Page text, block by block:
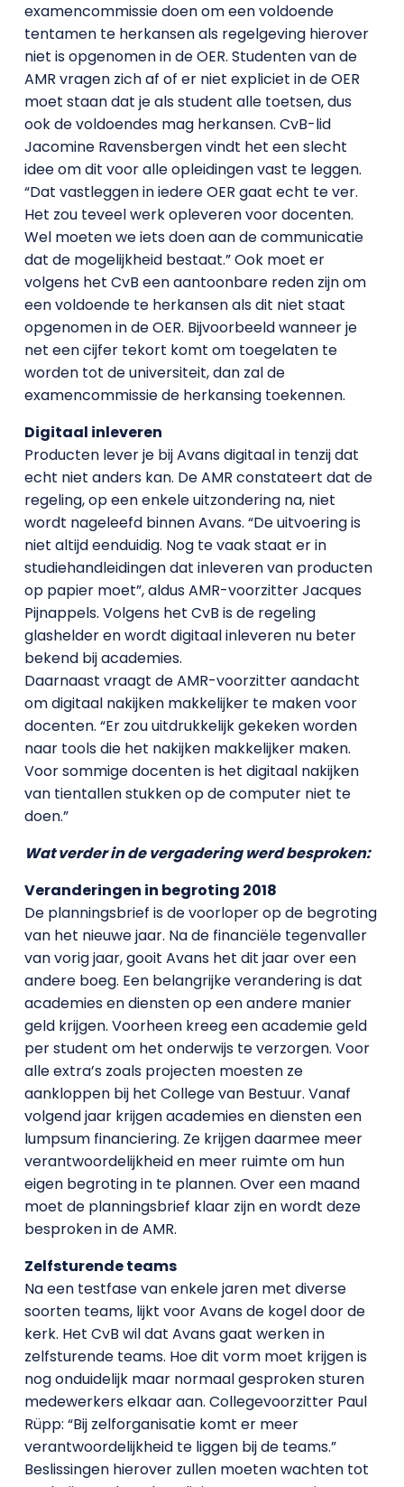
examencommissie doen om een voldoende
tentamen te herkansen als regelgeving hierover
niet is opgenomen in de OER. Studenten van de
AMR vragen zich af of er niet expliciet in de OER
moet staan dat je als student alle toetsen, dus
ook de voldoendes mag herkansen. CvB-lid
Jacomine Ravensbergen vindt het een slecht
idee om dit voor alle opleidingen vast te leggen.
“Dat vastleggen in iedere OER gaat echt te ver.
Het zou teveel werk opleveren voor docenten.
Wel moeten we iets doen aan de communicatie
dat de mogelijkheid bestaat.” Ook moet er
volgens het CvB een aantoonbare reden zijn om
een voldoende te herkansen als dit niet staat
opgenomen in de OER. Bijvoorbeeld wanneer je
net een cijfer tekort komt om toegelaten te
worden tot de universiteit, dan zal de
examencommissie de herkansing toekennen.
Digitaal inleveren
Producten lever je bij Avans digitaal in tenzij dat
echt niet anders kan. De AMR constateert dat de
regeling, op een enkele uitzondering na, niet
wordt nageleefd binnen Avans. “De uitvoering is
niet altijd eenduidig. Nog te vaak staat er in
studiehandleidingen dat inleveren van producten
op papier moet”, aldus AMR-voorzitter Jacques
Pijnappels. Volgens het CvB is de regeling
glashelder en wordt digitaal inleveren nu beter
bekend bij academies.
Daarnaast vraagt de AMR-voorzitter aandacht
om digitaal nakijken makkelijker te maken voor
docenten. “Er zou uitdrukkelijk gekeken worden
naar tools die het nakijken makkelijker maken.
Voor sommige docenten is het digitaal nakijken
van tientallen stukken op de computer niet te
doen.”
Wat verder in de vergadering werd besproken:
Veranderingen in begroting 2018
De planningsbrief is de voorloper op de begroting
van het nieuwe jaar. Na de financiële tegenvaller
van vorig jaar, gooit Avans het dit jaar over een
andere boeg. Een belangrijke verandering is dat
academies en diensten op een andere manier
geld krijgen. Voorheen kreeg een academie geld
per student om het onderwijs te verzorgen. Voor
alle extra’s zoals projecten moesten ze
aankloppen bij het College van Bestuur. Vanaf
volgend jaar krijgen academies en diensten een
lumpsum financiering. Ze krijgen daarmee meer
verantwoordelijkheid en meer ruimte om hun
eigen begroting in te plannen. Over een maand
moet de planningsbrief klaar zijn en wordt deze
besproken in de AMR.
Zelfsturende teams
Na een testfase van enkele jaren met diverse
soorten teams, lijkt voor Avans de kogel door de
kerk. Het CvB wil dat Avans gaat werken in
zelfsturende teams. Hoe dit vorm moet krijgen is
nog onduidelijk maar normaal gesproken sturen
medewerkers elkaar aan. Collegevoorzitter Paul
Rüpp: “Bij zelforganisatie komt er meer
verantwoordelijkheid te liggen bij de teams.”
Beslissingen hierover zullen moeten wachten tot